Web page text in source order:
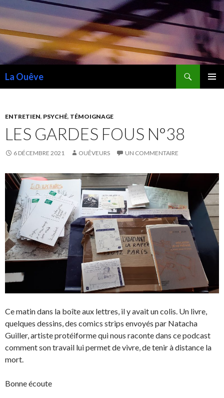
La Ouêve
ENTRETIEN, PSYCHÉ, TÉMOIGNAGE
LES GARDES FOUS N°38
6 DÉCEMBRE 2021 OUÊVEURS UN COMMENTAIRE
Ce matin dans la boîte aux lettres, il y avait un colis. Un livre,
quelques dessins, des comics strips envoyés par Natacha
Guiller, artiste protéiforme qui nous raconte dans ce podcast
comment son travail lui permet de vivre, de tenir à distance la
mort.
Bonne écoute